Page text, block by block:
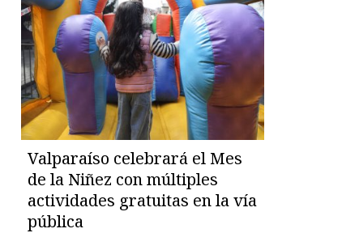
Valparaíso celebrará el Mes
de la Niñez con múltiples
actividades gratuitas en la vía
pública